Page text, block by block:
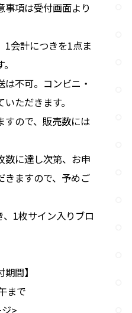
項は受付画面より
会計につきを1点ま
不可。コンビニ・
ただきます。
ので、販売数には
に達し次第、お申
きますので、予めご
1枚サイン入りブロ
間】
まで